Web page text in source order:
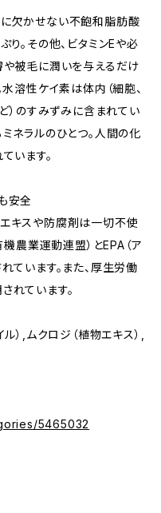
欠かせない不飽和脂肪酸
り。その他、ビタミンEや必
や被毛に潤いを与えるだけ
水溶性ケイ素は体内（細胞、
ど）のすみずみに含まれてい
ネラルのひとつ。人間の化
います。
安全
キスや防腐剤は一切不使
農業運動連盟）とEPA（ア
ています。また、厚生労働
れています。
）,ムクロジ（植物エキス）,
5465032